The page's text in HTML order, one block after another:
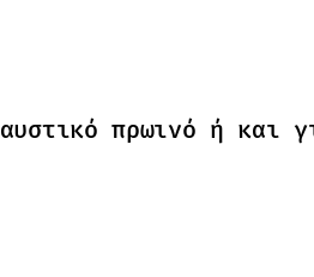
πρωινό ή και